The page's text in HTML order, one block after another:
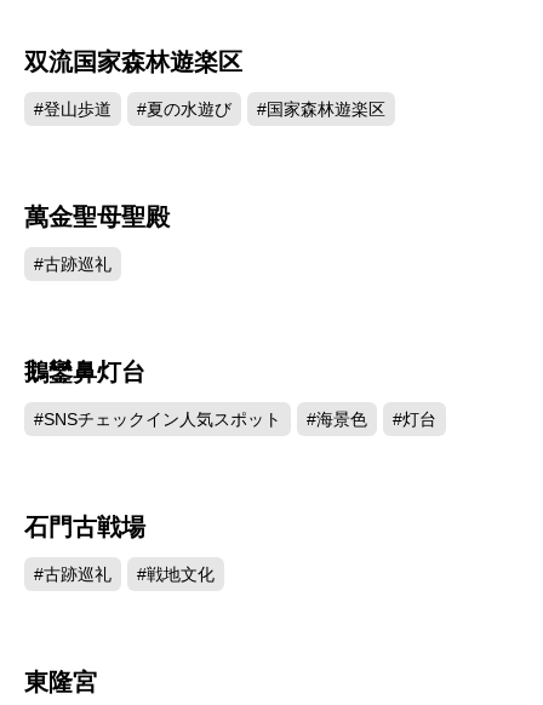
双流国家森林遊楽区
#登山歩道 #夏の水遊び #国家森林遊楽区
萬金聖母聖殿
#古跡巡礼
鵝鑾鼻灯台
#SNSチェックイン人気スポット #海景色 #灯台
石門古戦場
#古跡巡礼 #戦地文化
東隆宮